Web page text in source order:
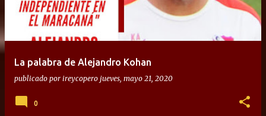
La palabra de Alejandro Kohan
publicado por ireycopero jueves, mayo 21, 2020
0